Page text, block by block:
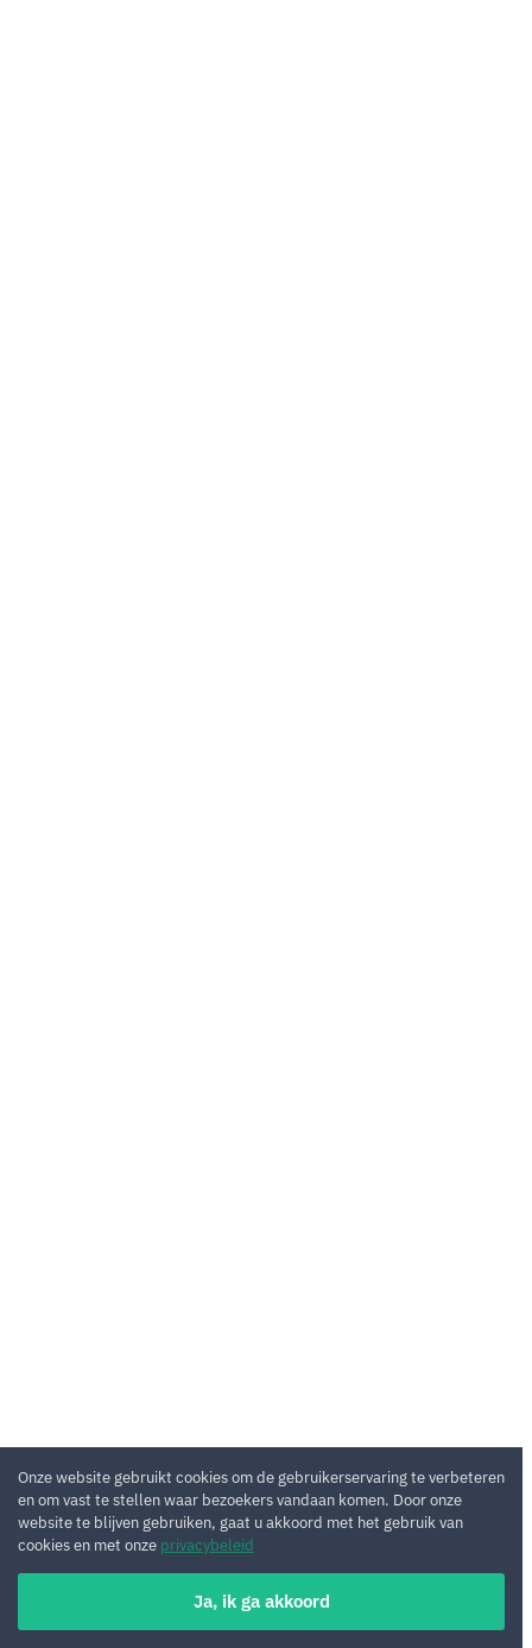
Onze website gebruikt cookies om de gebruikerservaring te verbeteren
en om vast te stellen waar bezoekers vandaan komen. Door onze
website te blijven gebruiken, gaat u akkoord met het gebruik van
cookies en met onze privacybeleid
Ja, ik ga akkoord